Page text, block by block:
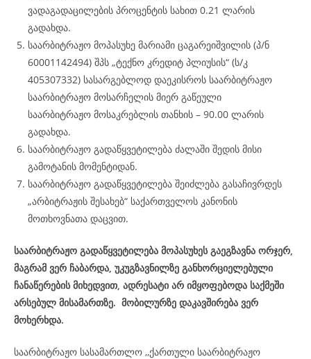
ვადაგადაცილების პროცენტის სახით 0.21 ლარის
გადახდა.
საარბიტრაჟო მოპასუხე მარიამი ცაგარეიშვილის (პ/ნ
60001142494) შპს „ტექნო კრედიტ პლიუსის“ (ს/კ
405307332) სასარგებლოდ დაეკისროს საარბიტრაჟო
საარბიტრაჟო მოსარჩელის მიერ გაწეული
საარბიტრაჟო მოსაკრებლის თანხის – 90.00 ლარის
გადახდა.
საარბიტრაჟო გადაწყვეტილება ძალაში შედის მისი
გამოტანის მომენტიდან.
საარბიტრაჟო გადაწყვეტილება შეიძლება გასაჩივრდეს
„არბიტრაჟის შესახებ“ საქართველოს კანონის
მოთხოვნათა დაცვით.
საარბიტრაჟო გადაწყვეტილება მოპასუხეს გაეგზავნა ორჯერ,
მაგრამ ვერ ჩაბარდა, უკუგზავნილზე განხორციელებული
ჩანაწერების მიხედვით, ადრესატი არ იმყოფებოდა საქმეში
არსებულ მისამართზე. მობილურზე დაკავშირება ვერ
მოხერხდა.
საარბიტრაჟო სასამართლო ,,ქართული საარბიტრაჟო